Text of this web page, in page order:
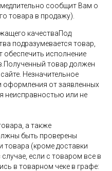
сообщит Вам о
товара в продажу).
качестваПод
подразумевается товар,
обеспечить исполнение
товар должен
Незначительное
оформления от заявленных
неисправностью или не
а также
быть проверены
товара (кроме доставки
если с товаром все в
в товарном чеке в графе: